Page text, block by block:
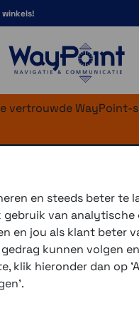
WayPoint-
De Garmin Zumo XT3is
de compactere 4,7
3 winkels voor
en steeds beter te
van
en jou als klant beter
kunnen volgen
klik hieronder dan op